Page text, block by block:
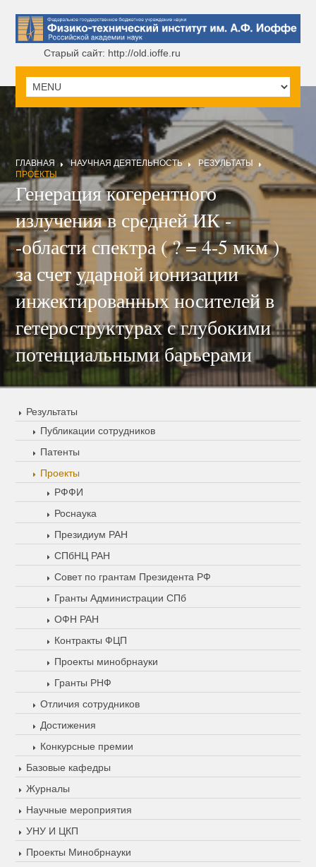
Старый сайт: http://old.ioffe.ru
ГЛАВНАЯ НАУЧНАЯ ДЕЯТЕЛЬНОСТЬ
РЕЗУЛЬТАТЫ
ПРОЕКТЫ
Генерация когерентного
излучения в средней ИК -
-области спектра ( ? = 4-5 мкм )
за счет ударной ионизации
инжектированных носителей в
гетероструктурах с глубокими
потенциальными барьерами
Результаты
Публикации сотрудников
Патенты
Проекты
РФФИ
Роснаука
Президиум РАН
СПбНЦ РАН
Совет по грантам Президента РФ
Гранты Администрации СПб
ОФН РАН
Контракты ФЦП
Проекты минобрнауки
Гранты РНФ
Отличия сотрудников
Достижения
Конкурсные премии
Базовые кафедры
Журналы
Научные мероприятия
УНУ И ЦКП
Проекты Минобрнауки